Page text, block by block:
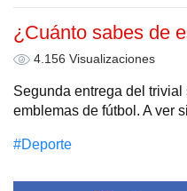
¿Cuánto sabes de
4.156 Visualizaciones
Segunda entrega del
emblemas de fútbol. A ver
#Deporte